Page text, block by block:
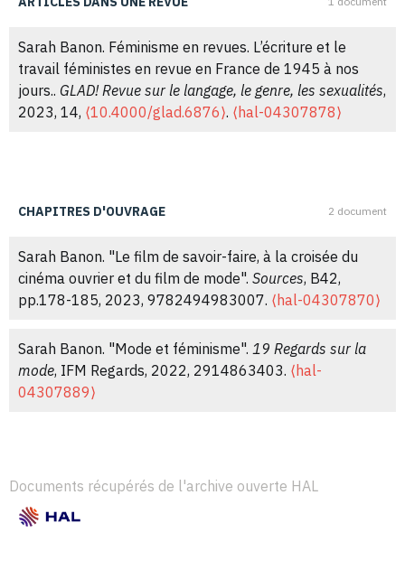
Sarah Banon. Féminisme en revues. L’écriture et le
travail féministes en revue en France de 1945 à nos
jours.. GLAD! Revue sur le langage, le genre, les sexualités,
2023, 14, ⟨10.4000/glad.6876⟩. ⟨hal-04307878⟩
CHAPITRES D'OUVRAGE 2 document
Sarah Banon. "Le film de savoir-faire, à la croisée du
cinéma ouvrier et du film de mode". Sources, B42,
pp.178-185, 2023, 9782494983007. ⟨hal-04307870⟩
Sarah Banon. "Mode et féminisme". 19 Regards sur la
mode, IFM Regards, 2022, 2914863403. ⟨hal-
04307889⟩
Documents récupérés de l'archive ouverte HAL